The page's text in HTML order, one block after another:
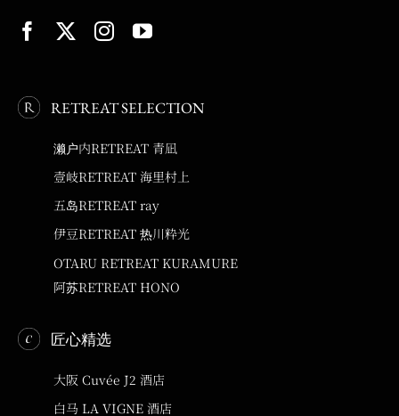
RETREAT SELECTION
濑户内RETREAT 青凪
壹岐RETREAT 海里村上
五岛RETREAT ray
伊豆RETREAT 热川粋光
OTARU RETREAT KURAMURE
阿苏RETREAT HONO
匠心精选
大阪 Cuvée J2 酒店
白马 LA VIGNE 酒店